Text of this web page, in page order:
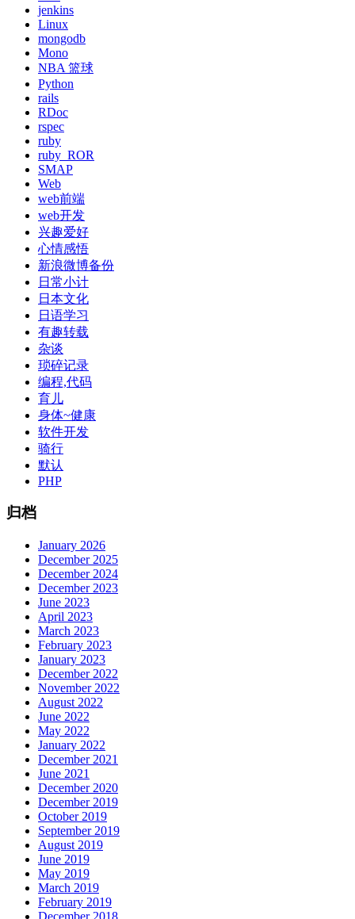
jenkins
Linux
mongodb
Mono
NBA 篮球
Python
rails
RDoc
rspec
ruby
ruby_ROR
SMAP
Web
web前端
web开发
兴趣爱好
心情感悟
新浪微博备份
日常小计
日本文化
日语学习
有趣转载
杂谈
琐碎记录
编程,代码
育儿
身体~健康
软件开发
骑行
默认
PHP
归档
January 2026
December 2025
December 2024
December 2023
June 2023
April 2023
March 2023
February 2023
January 2023
December 2022
November 2022
August 2022
June 2022
May 2022
January 2022
December 2021
June 2021
December 2020
December 2019
October 2019
September 2019
August 2019
June 2019
May 2019
March 2019
February 2019
December 2018